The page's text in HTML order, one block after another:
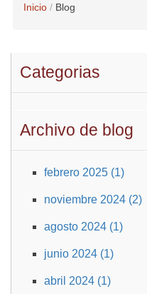
Inicio Blog
Categorias
Archivo de blog
febrero 2025 (1)
noviembre 2024 (2)
agosto 2024 (1)
junio 2024 (1)
abril 2024 (1)